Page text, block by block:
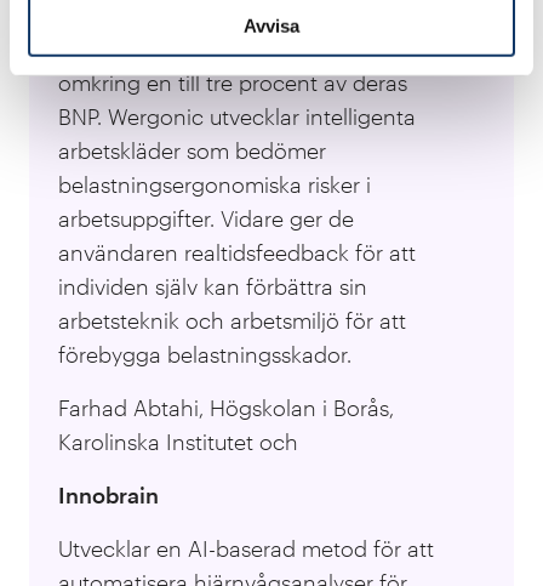
Avvisa
Belastningsskador utgör ett globalt
problem som kostar många nationer
omkring en till tre procent av deras
BNP. Wergonic utvecklar intelligenta
arbetskläder som bedömer
belastningsergonomiska risker i
arbetsuppgifter. Vidare ger de
användaren realtidsfeedback för att
individen själv kan förbättra sin
arbetsteknik och arbetsmiljö för att
förebygga belastningsskador.
Farhad Abtahi, Högskolan i Borås,
Karolinska Institutet och
Innobrain
Utvecklar en AI-baserad metod för att